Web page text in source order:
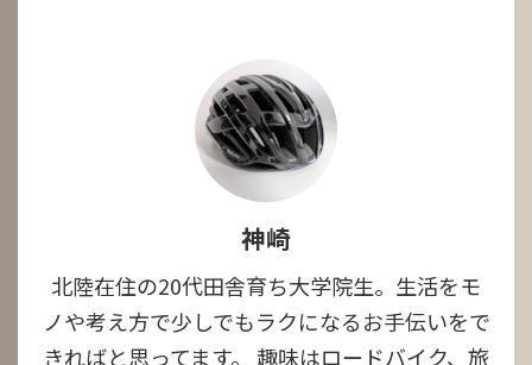
神崎
北陸在住の20代田舎育ち大学院生。生活をモ
ノや考え方で少しでもラクになるお手伝いをで
きればと思ってます。 趣味はロードバイク、旅